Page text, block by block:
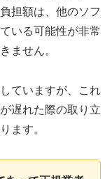
担額は、他のソフ
いる可能性が非常
ません。
ていますが、これ
遅れた際の取り立
ます。